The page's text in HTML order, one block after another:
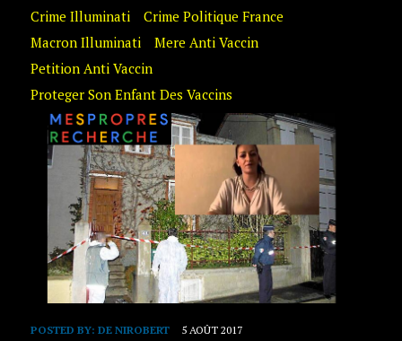
Crime Illuminati
Crime Politique France
Macron Illuminati
Mere Anti Vaccin
Petition Anti Vaccin
Proteger Son Enfant Des Vaccins
POSTED BY: DE NIROBERT 5 AOÛT 2017